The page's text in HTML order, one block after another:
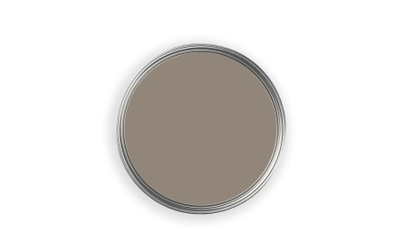
Auf den Wunschzettel